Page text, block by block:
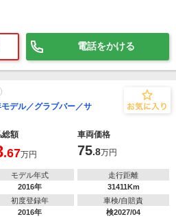
電話をかける
デル／グラブバー／サ
総額
車両価格
.67万円 75.8万円
モデル年式
2016年
走行距離
31411Km
初度登録年
2016年
車検/自賠責
検2027/04